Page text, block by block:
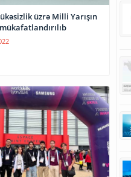
üzrə Milli Yarışın